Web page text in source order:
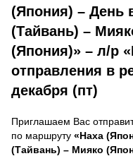
(Япония) – День
(Тайвань) –
(Япония)» – л/р
отправления в
декабря (пт)
Приглашаем Вас
по маршруту «Наха
(Тайвань) – Мияко